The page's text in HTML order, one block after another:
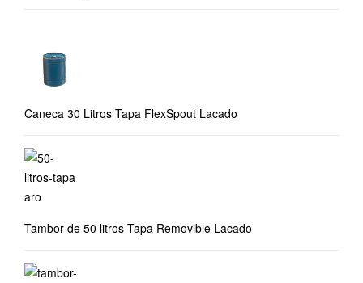
Caneca 30 Litros Tapa FlexSpout Lacado
Tambor de 50 litros Tapa Removible Lacado